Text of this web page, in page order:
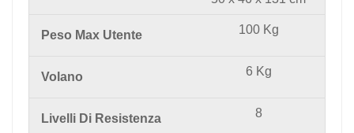
Peso Max Utente 100 Kg
Volano 6 Kg
Livelli Di Resistenza 8